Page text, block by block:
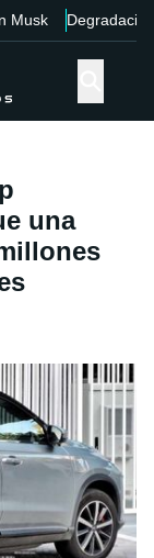
Musk Degradación
una